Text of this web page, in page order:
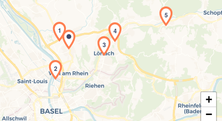
Laden der Karte...
1
2
3
4
5
+
−